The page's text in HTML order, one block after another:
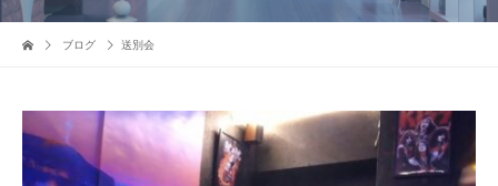
ブログ 送別会